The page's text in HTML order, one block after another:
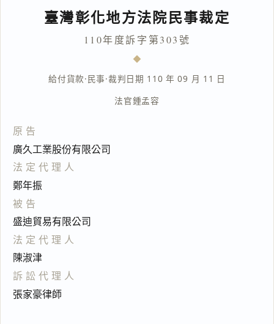
臺灣彰化地方法院民事裁定
110年度訴字第303號
給付貨款·民事·裁判日期 110 年 09 月 11 日
法官鍾孟容
原告
廣久工業股份有限公司
法定代理人
鄭年振
被告
盛迪貿易有限公司
法定代理人
陳淑津
訴訟代理人
張家豪律師